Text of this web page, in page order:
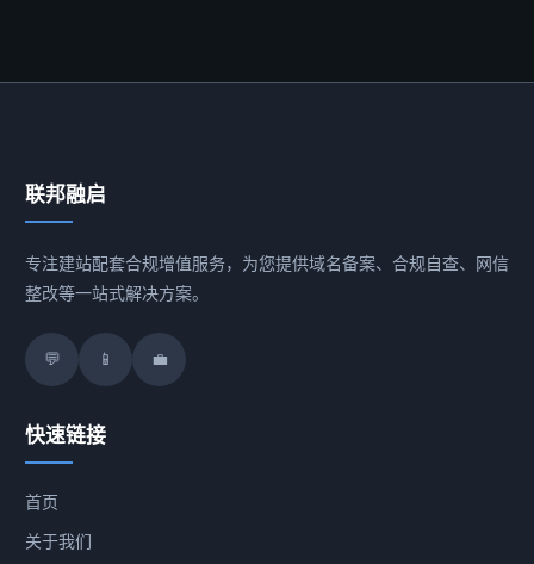
联邦融启
专注建站配套合规增值服务，为您提供域名备案、合规自查、网信
整改等一站式解决方案。
💬 📱 💼
快速链接
首页
关于我们